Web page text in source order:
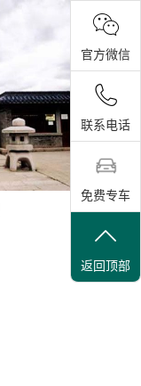
官方微信
联系电话
免费专车
返回顶部